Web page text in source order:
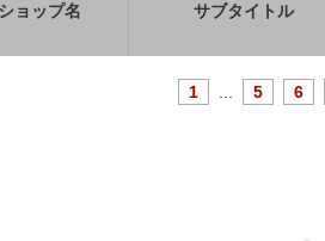
ョップ名 サブタイトル
1 5 6